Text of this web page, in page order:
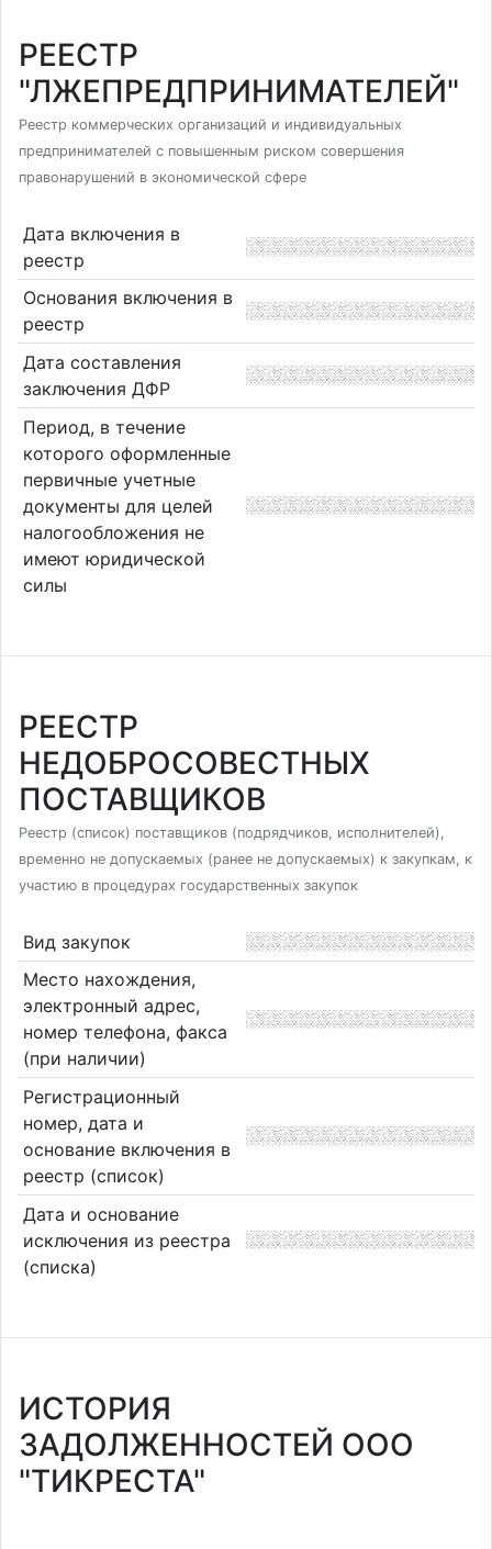
РЕЕСТР
"ЛЖЕПРЕДПРИНИМАТЕЛЕЙ"
Реестр коммерческих организаций и индивидуальных
предпринимателей с повышенным риском совершения
правонарушений в экономической сфере
Дата включения в
реестр
Основания включения в
реестр
Дата составления
заключения ДФР
Период, в течение
которого оформленные
первичные учетные
документы для целей
налогообложения не
имеют юридической
силы
РЕЕСТР
НЕДОБРОСОВЕСТНЫХ
ПОСТАВЩИКОВ
Реестр (список) поставщиков (подрядчиков, исполнителей),
временно не допускаемых (ранее не допускаемых) к закупкам, к
участию в процедурах государственных закупок
Вид закупок
Место нахождения,
электронный адрес,
номер телефона, факса
(при наличии)
Регистрационный
номер, дата и
основание включения в
реестр (список)
Дата и основание
исключения из реестра
(списка)
ИСТОРИЯ
ЗАДОЛЖЕННОСТЕЙ ООО
"ТИКРЕСТА"